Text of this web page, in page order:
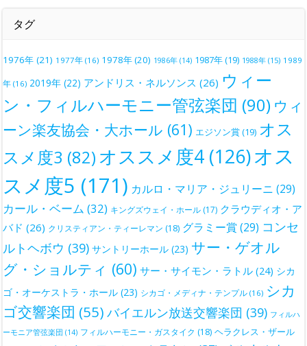
タグ
1976年 (21) 1977年 (16) 1978年(20) 1986年 (14) 1987年(19) 1988年 (15) 1989
年 (16) 2019年 (22) アンドリス・ネルソンス (26) ウィー
ン・フィルハーモニー管弦楽団 (90) ウィ
ーン楽友協会・大ホール (61) エジソン賞(19) オス
スメ度3 (82) オススメ度4 (126)オス
スメ度5 (171) カルロ・マリア・ジュリーニ (29)
カール・ベーム (32) キングズウェイ・ホール (17) クラウディオ・ア
バド (26) クリスティアン・ティーレマン (18) グラミー賞 (29) コンセ
ルトヘボウ (39) サントリーホール (23) サー・ゲオル
グ・ショルティ (60) サー・サイモン・ラトル (24) シカ
ゴ・オーケストラ・ホール (23) シカゴ・メディナ・テンプル (16) シカ
ゴ交響楽団 (55) バイエルン放送交響楽団 (39) フィルハ
ーモニア管弦楽団 (14) フィルハーモニー・ガスタイク (18) ヘラクレス・ザール